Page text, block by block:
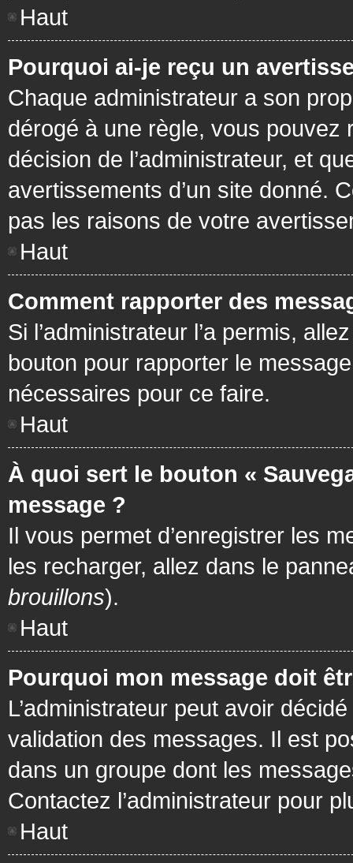
Haut
Pourquoi ai-je reçu un
Chaque administrateur a son
dérogé à une règle, vous pouvez
décision de l’administrateur, et
avertissements d’un site donné.
pas les raisons de votre
Haut
Comment rapporter des
Si l’administrateur l’a permis,
bouton pour rapporter le
nécessaires pour ce faire.
Haut
À quoi sert le bouton «
message ?
Il vous permet d’enregistrer les
les recharger, allez dans le
brouillons).
Haut
Pourquoi mon message doit
L’administrateur peut avoir
validation des messages. Il est
dans un groupe dont les
Contactez l’administrateur pour
Haut